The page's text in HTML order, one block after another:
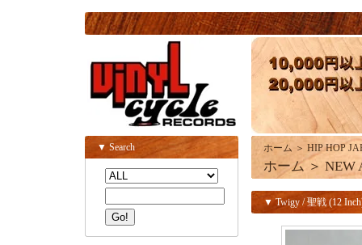
▼ Search ホーム ＞ HIP HOP
ホーム ＞ NEW
▼ Twigy / 聖戦 (12